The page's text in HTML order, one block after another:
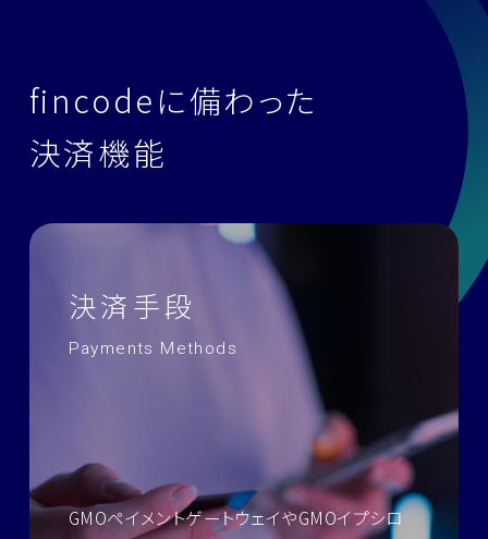
fincodeに備わった
決済機能
決済手段
Payments Methods
GMOペイメントゲートウェイやGMOイプシロ